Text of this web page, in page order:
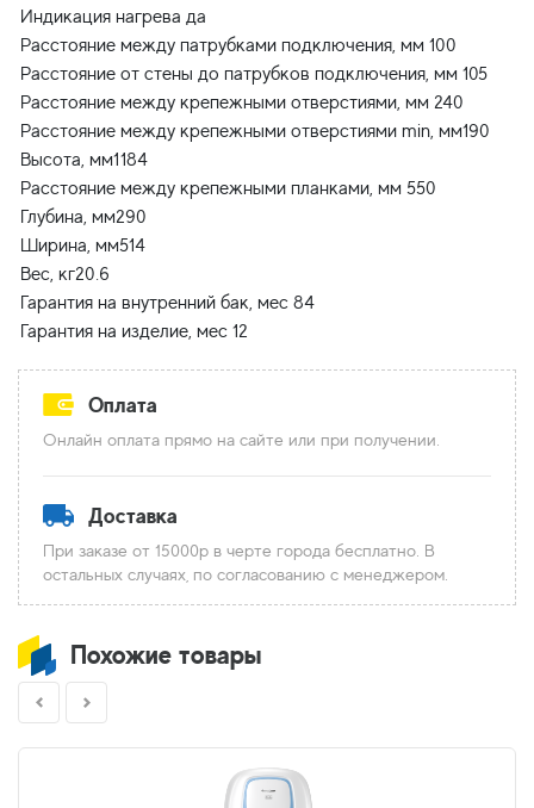
Индикация нагрева да
Расстояние между патрубками подключения, мм 100
Расстояние от стены до патрубков подключения, мм 105
Расстояние между крепежными отверстиями, мм 240
Расстояние между крепежными отверстиями min, мм190
Высота, мм1184
Расстояние между крепежными планками, мм 550
Глубина, мм290
Ширина, мм514
Вес, кг20.6
Гарантия на внутренний бак, мес 84
Оплата
Онлайн оплата прямо на сайте или при получении.
Доставка
При заказе от 15000р в черте города бесплатно. В
остальных случаях, по согласованию с менеджером.
Похожие товары